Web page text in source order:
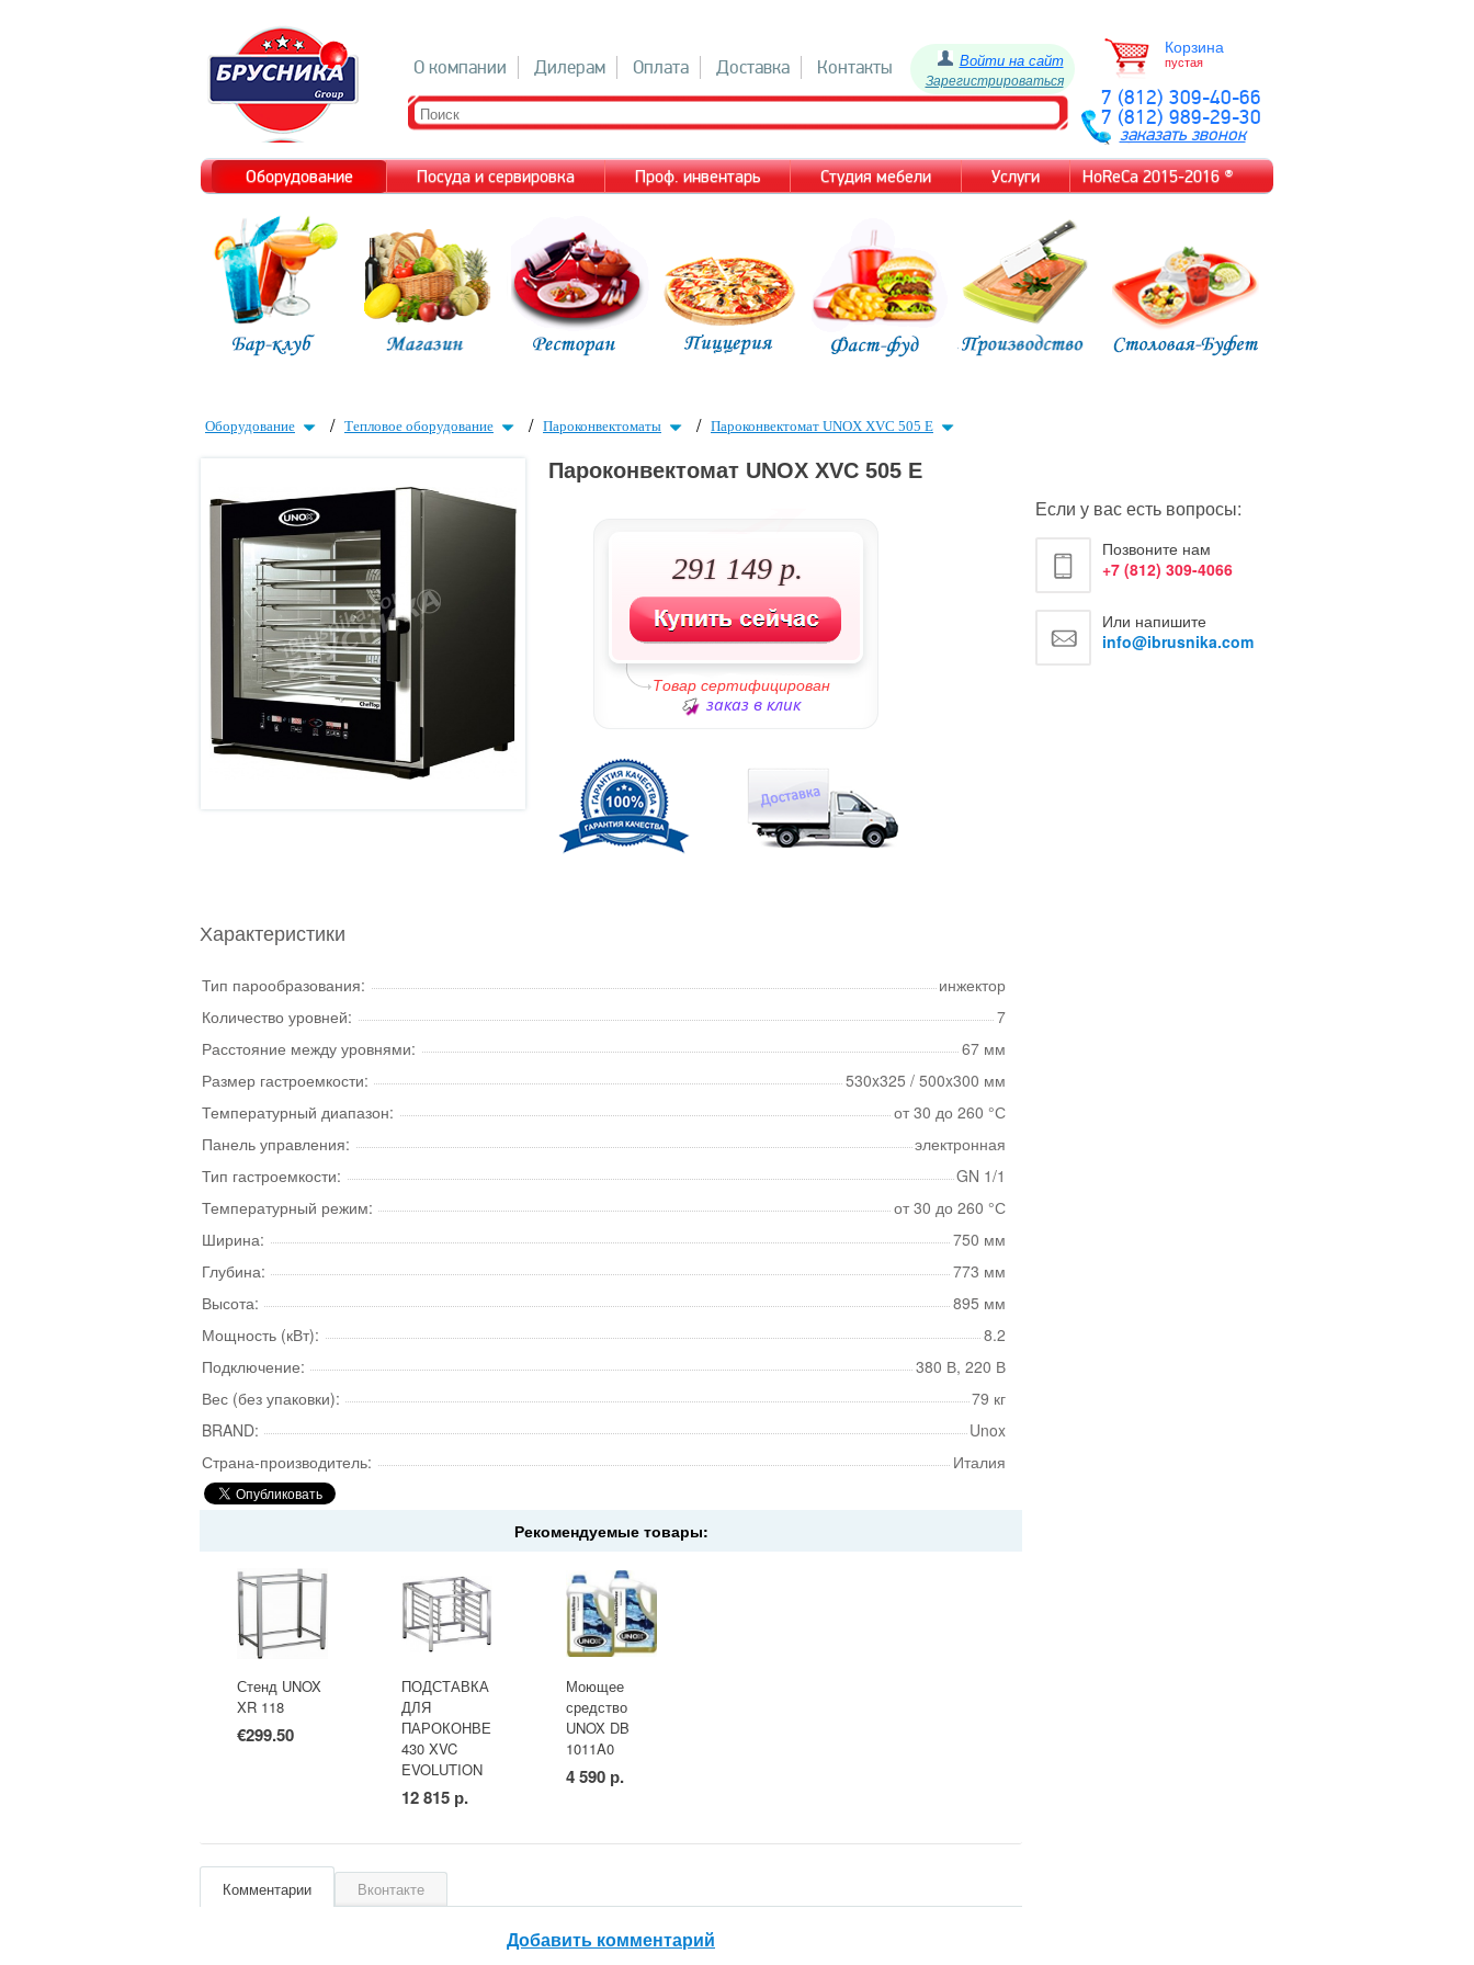
Войти на сайт
Зарегистрироваться
Корзина
пустая
7 (812) 309-40-66
7 (812) 989-29-30
заказать звонок
О компании Дилерам Оплата Доставка Контакты
Оборудование Посуда и сервировка Проф. инвентарь Студия мебели Услуги HoReCa 2015-2016 ®
Оборудование / Тепловое оборудование / Пароконвектоматы / Пароконвектомат UNOX XVC 505 E
Пароконвектомат UNOX XVC 505 E
291 149 р.
Товар сертифицирован
заказ в клик
Характеристики
Тип парообразования:
инжектор
Количество уровней:
7
Расстояние между уровнями:
67 мм
Размер гастроемкости:
530x325 / 500x300 мм
Температурный диапазон:
от 30 до 260 °С
Панель управления:
электронная
Тип гастроемкости:
GN 1/1
Температурный режим:
от 30 до 260 °С
Ширина:
750 мм
Глубина:
773 мм
Высота:
895 мм
Мощность (кВт):
8.2
Подключение:
380 В, 220 В
Вес (без упаковки):
79 кг
BRAND:
Unox
Страна-производитель:
Италия
Рекомендуемые товары:
Стенд UNOX
XR 118
€299.50
ПОДСТАВКА
ДЛЯ
ПАРОКОНВЕКТОМАТА
430 XVC
EVOLUTION
12 815 р.
Моющее
средство
UNOX DB
1011A0
4 590 р.
Комментарии Вконтакте
Добавить комментарий
Если у вас есть вопросы:
Позвоните нам
+7 (812) 309-4066
Или напишите
info@ibrusnika.com